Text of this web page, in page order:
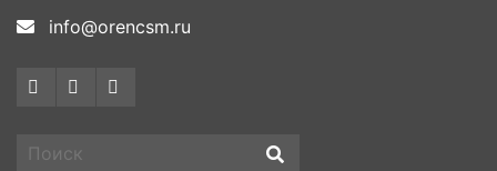
info@orencsm.ru